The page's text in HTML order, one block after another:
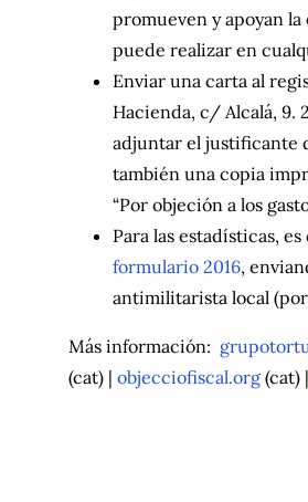
promueven y apoyan
puede realizar en
Enviar una carta al
Hacienda, c/ Alcalá, 9.
adjuntar el justificante
también una copia
“Por objeción a los
Para las estadísticas,
formulario 2016,
antimilitarista local
Más información:
(cat) | objecciofiscal.org(cat) |